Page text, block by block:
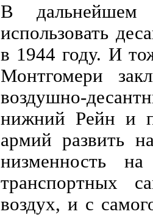
В дальнейшем
использовать
в 1944 году. И
Монтгомери
нижний Рейн и
армий развить
низменность
транспортных
воздух, и с